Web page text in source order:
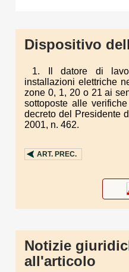
Dispositivo
1. Il datore di
installazioni elettriche
zone 0, 1, 20 o 21 ai
sottoposte alle
decreto del Presidente
2001, n. 462.
ART. PREC.
Notizie
all'articolo